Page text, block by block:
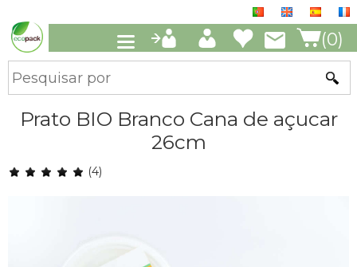
(0)
Prato BIO Branco Cana de açucar
26cm
(4)